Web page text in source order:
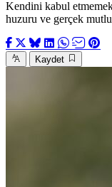
Kendini kabul
huzuru ve gerçek
Kaydet